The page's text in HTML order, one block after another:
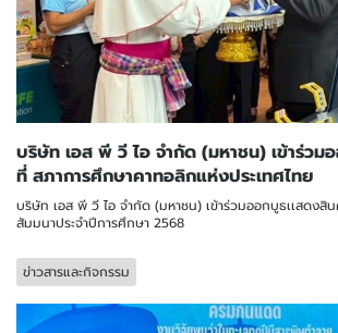
บริษัท เอส พี วี ไอ จำกัด (มหาชน) เข้าร่วม
ที่ สภาการศึกษาคาทอลิกแห่งประเทศไทย
บริษัท เอส พี วี ไอ จำกัด (มหาชน) เข้าร่วมออกบูธเเสดงสิน
สัมมนาประจำปีการศึกษา 2568
ข่าวสารและกิจกรรม